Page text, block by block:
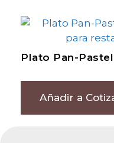
Plato Pan-
Añadir a